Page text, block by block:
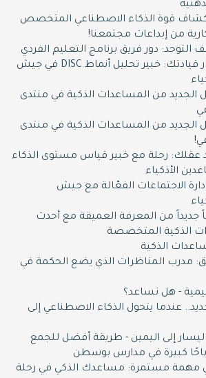
قوة الذكاء الاصطناعي المتخصص
من إبداعات مجتمعنا!
دور فريق برنامج التعليم الفردي
اكتشف أسرار قيادتك: خبير تحليل أنماط DISC في جيش
الجديد من المساعدات الذكية في منتدى
الجديد من المساعدات الذكية في منتدى
رحلة مع خبير قياس مستوى الذكاء
الأذكياء
الاجتماعات الفعّالة مع جيش
جديداً من المعرفة العميقة مع أحدث
الذكية المتخصصة
الذكية
مدرب المناظرات الذي يضع الحكمة في
- هل تساعد؟
عندما يتحول الذكاء الاصطناعي إلى
إلى اليمين - طريقة أفضل للجمع
كبيرة في مدارس بوسطن
مهمة مستمرة: مساعدك الذكي في رحلة